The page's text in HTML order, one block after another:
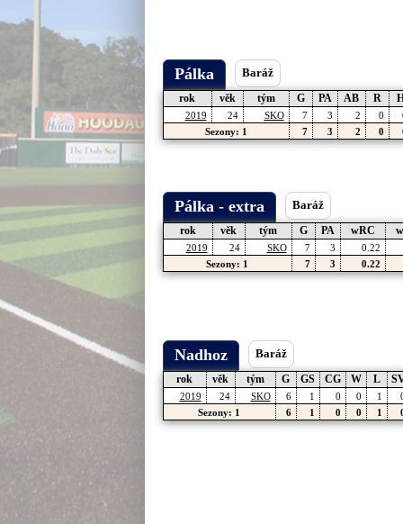
Pálka
Baráž
rok
věk tým G PA AB R
2019 24 SKO 7 3 2 0
Sezony: 1
7 3 2 0
Pálka - extra
Baráž
rok
věk tým G PA wRC
2019 24 SKO 7 3
0.22
Sezony: 1
7 3 0.22
Nadhoz
Baráž
rok
věk tým G GS CG W L
2019 24 SKO 6 1 0 0 1
Sezony: 1
6 1 0 0 1